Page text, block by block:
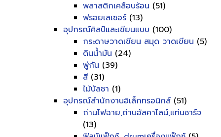
พลาสติกเคลือบร้อน (51)
ฟรอยเลเซอร์ (13)
อุปกรณ์ศิลป์และเขียนแบบ (100)
กระดาษวาดเขียน สมุด วาดเขียน (5)
ดินน้ำมัน (24)
พู่กัน (39)
สี (31)
ไม้บัลชา (1)
อุปกรณ์สำนักงานอิเล็กทรอนิกส์ (51)
ถ่านไฟฉาย,ถ่านอัลคาไลน์,แท่นชาร์จ
(13)